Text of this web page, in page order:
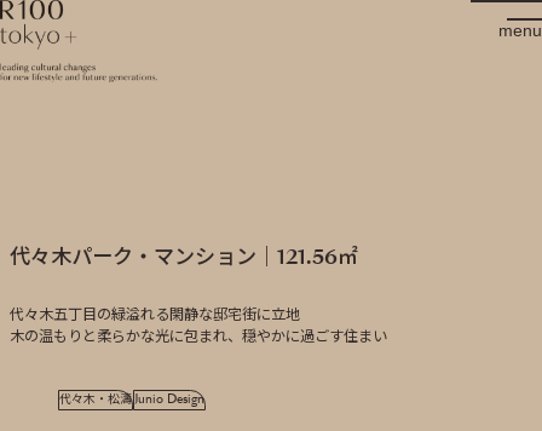
R100 tokyo
menu
代々木パーク・マンション｜121.56㎡
代々木五丁目の緑溢れる閑静な邸宅街に立地
木の温もりと柔らかな光に包まれ、穏やかに過ごす住まい
代々木・松濤 Junio Design